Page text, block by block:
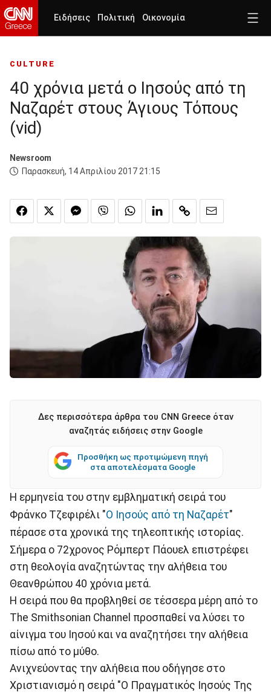
Ειδήσεις Πολιτική Οικονομία
CULTURE
40 χρόνια μετά ο Ιησούς από τη
Ναζαρέτ στους Άγιους Τόπους
(vid)
Newsroom
Παρασκευή, 14 Απριλίου 2017 21:15
Δες περισσότερα άρθρα του CNN Greece όταν
αναζητάς ειδήσεις στην Google
Προσθήκη ως προτιμώμενη πηγή
στα αποτελέσματα Google
Η ερμηνεία του στην εμβληματική σειρά του
Φράνκο Τζεφιρέλι "Ο Ιησούς από τη Ναζαρέτ"
πέρασε στα χρονικά της τηλεοπτικής ιστορίας.
Σήμερα ο 72χρονος Ρόμπερτ Πάουελ επιστρέφει
στη θεολογία αναζητώντας την αλήθεια του
Θεανθρώπου 40 χρόνια μετά.
Η σειρά που θα προβληθεί σε τέσσερα μέρη από το
The Smithsonian Channel προσπαθεί να λύσει το
αίνιγμα του Ιησού και να αναζητήσει την αλήθεια
πίσω από το μύθο.
Ανιχνεύοντας την αλήθεια που οδήγησε στο
Χριστιανισμό η σειρά "Ο Πραγματικός Ιησούς Της